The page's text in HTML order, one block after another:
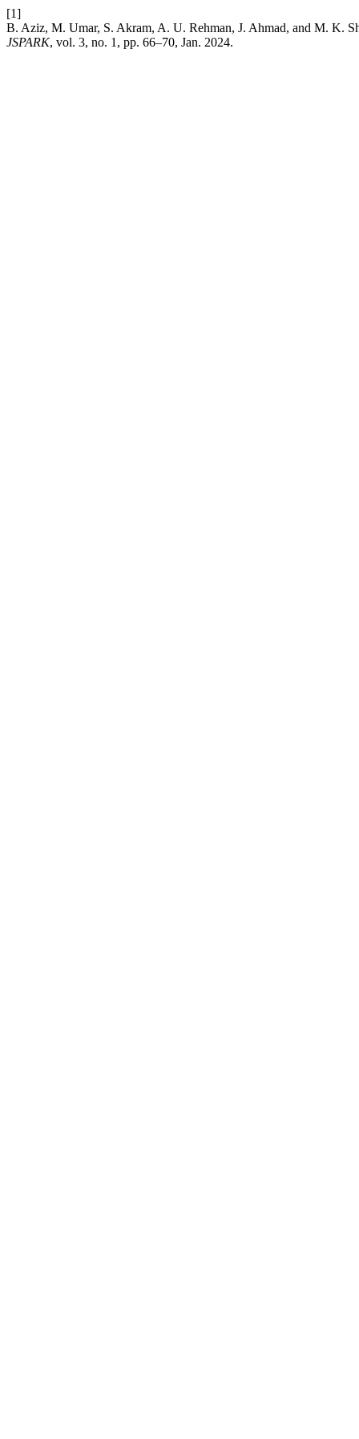
[1]
B. Aziz, M. Umar, S. Akram, A. U. Rehman, J. Ahmad, and M. K.
JSPARK, vol. 3, no. 1, pp. 66–70, Jan. 2024.